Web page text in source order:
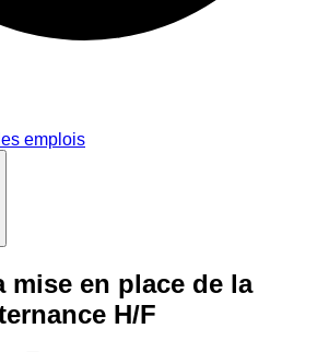
emplois
mise en place de la
H/F